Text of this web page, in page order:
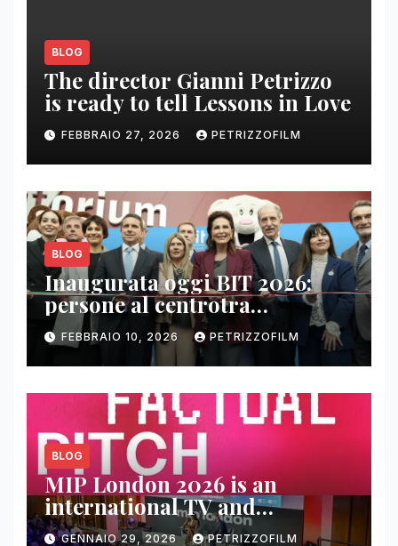
BLOG
The director Gianni Petrizzo
is ready to tell Lessons in Love
FEBBRAIO 27, 2026 PETRIZZOFILM
BLOG
Inaugurata oggi BIT 2026:
persone al centrotra
contenuti, relazioni e business
FEBBRAIO 10, 2026 PETRIZZOFILM
BLOG
MIP London 2026 is an
international TV and
streaming content market
GENNAIO 29, 2026 PETRIZZOFILM